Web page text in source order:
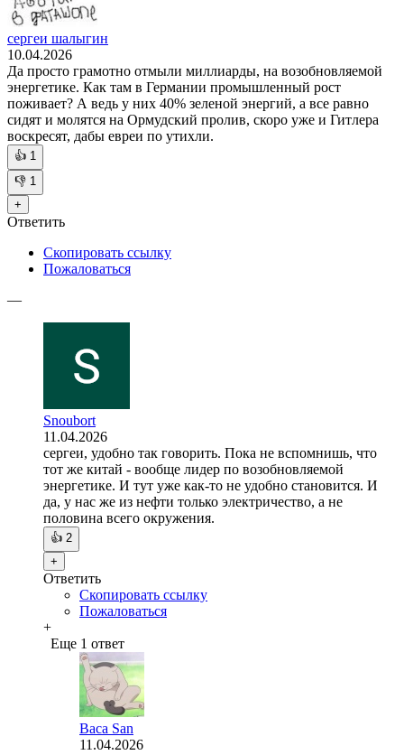
сергеи шалыгин
10.04.2026
Да просто грамотно отмыли миллиарды, на возобновляемой
энергетике. Как там в Германии промышленный рост
поживает? А ведь у них 40% зеленой энергий, а все равно
сидят и молятся на Ормудский пролив, скоро уже и Гитлера
воскресят, дабы евреи по утихли.
👍 1
👎 1
+
Ответить
Скопировать ссылку
Пожаловаться
—
Snoubort
11.04.2026
сергеи, удобно так говорить. Пока не вспомнишь, что
тот же китай - вообще лидер по возобновляемой
энергетике. И тут уже как-то не удобно становится. И
да, у нас же из нефти только электричество, а не
половина всего окружения.
👍 2
+
Ответить
Скопировать ссылку
Пожаловаться
+
Еще 1 ответ
Baca San
11.04.2026